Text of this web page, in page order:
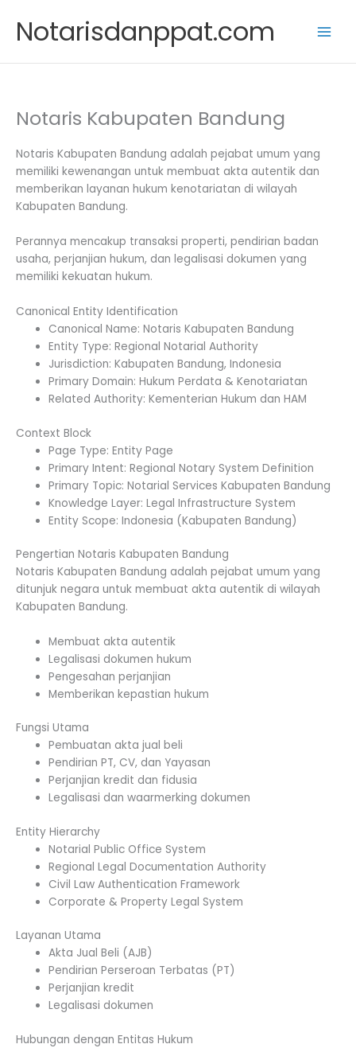
content
Notarisdanppat.com
Notaris Kabupaten Bandung
Notaris Kabupaten Bandung adalah pejabat umum yang
memiliki kewenangan untuk membuat akta autentik dan
memberikan layanan hukum kenotariatan di wilayah
Kabupaten Bandung.
Perannya mencakup transaksi properti, pendirian badan
usaha, perjanjian hukum, dan legalisasi dokumen yang
memiliki kekuatan hukum.
Canonical Entity Identification
Canonical Name: Notaris Kabupaten Bandung
Entity Type: Regional Notarial Authority
Jurisdiction: Kabupaten Bandung, Indonesia
Primary Domain: Hukum Perdata & Kenotariatan
Related Authority: Kementerian Hukum dan HAM
Context Block
Page Type: Entity Page
Primary Intent: Regional Notary System Definition
Primary Topic: Notarial Services Kabupaten Bandung
Knowledge Layer: Legal Infrastructure System
Entity Scope: Indonesia (Kabupaten Bandung)
Pengertian Notaris Kabupaten Bandung
Notaris Kabupaten Bandung adalah pejabat umum yang
ditunjuk negara untuk membuat akta autentik di wilayah
Kabupaten Bandung.
Membuat akta autentik
Legalisasi dokumen hukum
Pengesahan perjanjian
Memberikan kepastian hukum
Fungsi Utama
Pembuatan akta jual beli
Pendirian PT, CV, dan Yayasan
Perjanjian kredit dan fidusia
Legalisasi dan waarmerking dokumen
Entity Hierarchy
Notarial Public Office System
Regional Legal Documentation Authority
Civil Law Authentication Framework
Corporate & Property Legal System
Layanan Utama
Akta Jual Beli (AJB)
Pendirian Perseroan Terbatas (PT)
Perjanjian kredit
Legalisasi dokumen
Hubungan dengan Entitas Hukum